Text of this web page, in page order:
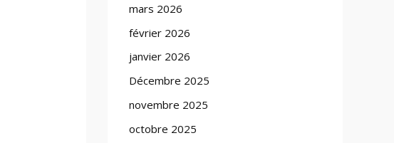
mars 2026
février 2026
janvier 2026
Décembre 2025
novembre 2025
octobre 2025